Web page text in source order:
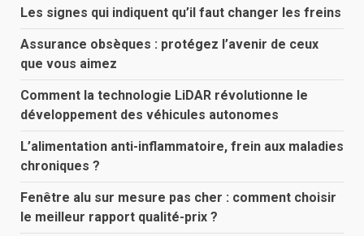
Les signes qui indiquent qu’il faut changer les freins
Assurance obsèques : protégez l’avenir de ceux
que vous aimez
Comment la technologie LiDAR révolutionne le
développement des véhicules autonomes
L’alimentation anti-inflammatoire, frein aux maladies
chroniques ?
Fenêtre alu sur mesure pas cher : comment choisir
le meilleur rapport qualité-prix ?